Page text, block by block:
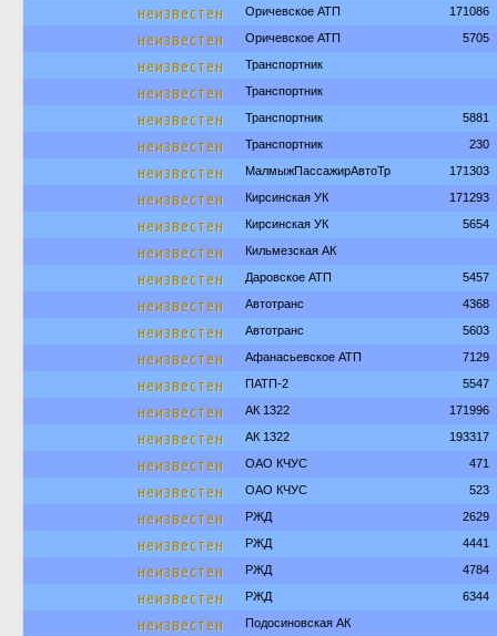
неизвестен Оричевское АТП 171086
неизвестен Оричевское АТП 5705
неизвестен Транспортник
неизвестен Транспортник
неизвестен Транспортник 5881
неизвестен Транспортник 230
неизвестен МалмыжПассажирАвтоТр 171303
неизвестен Кирсинская УК 171293
неизвестен Кирсинская УК 5654
неизвестен Кильмезская АК
неизвестен Даровское АТП 5457
неизвестен Автотранс 4368
неизвестен Автотранс 5603
неизвестен Афанасьевское АТП 7129
неизвестен ПАТП-2 5547
неизвестен АК 1322 171996
неизвестен АК 1322 193317
неизвестен ОАО КЧУС 471
неизвестен ОАО КЧУС 523
неизвестен РЖД 2629
неизвестен РЖД 4441
неизвестен РЖД 4784
неизвестен РЖД 6344
неизвестен Подосиновская АК